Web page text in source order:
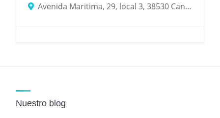
Avenida Maritima, 29, local 3, 38530 Candelaria, Santa Cruz de Tenerife
Nuestro blog